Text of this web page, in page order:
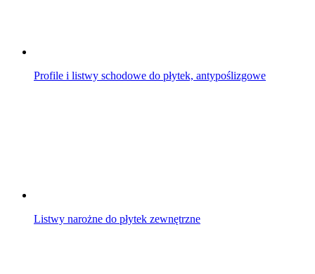
Profile i listwy schodowe do płytek, antypoślizgowe
Listwy narożne do płytek zewnętrzne